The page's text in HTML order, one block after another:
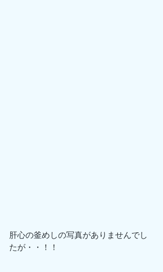
肝心の釜めしの写真がありませんでし
たが・・！！